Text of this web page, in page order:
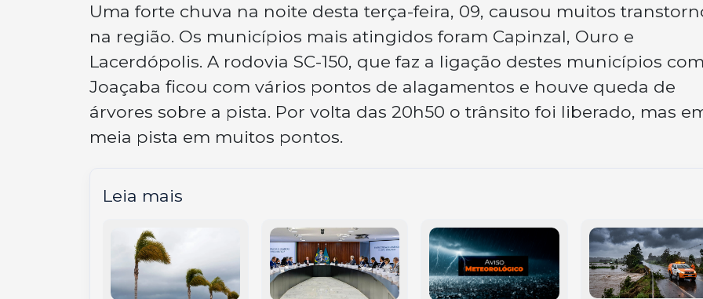
Uma forte chuva na noite desta terça-feira, 09, causou muitos
na região. Os municípios mais atingidos foram Capinzal, Ouro e
Lacerdópolis. A rodovia SC-150, que faz a ligação destes municípios
Joaçaba ficou com vários pontos de alagamentos e houve queda de
árvores sobre a pista. Por volta das 20h50 o trânsito foi liberado, mas
meia pista em muitos pontos.
Leia mais